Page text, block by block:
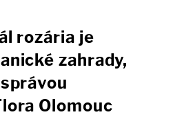
rozária je
zahrady,
Olomouc